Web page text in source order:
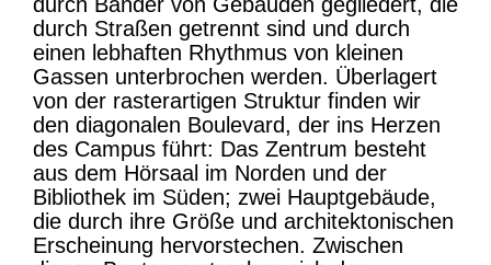
durch Straßen getrennt sind und durch
einen lebhaften Rhythmus von kleinen
Gassen unterbrochen werden. Überlagert
von der rasterartigen Struktur finden wir
den diagonalen Boulevard, der ins Herzen
des Campus führt: Das Zentrum besteht
aus dem Hörsaal im Norden und der
Bibliothek im Süden; zwei Hauptgebäude,
die durch ihre Größe und architektonischen
Erscheinung hervorstechen. Zwischen